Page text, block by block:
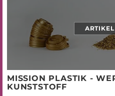
MISSION PLASTIK -
KUNSTSTOFF